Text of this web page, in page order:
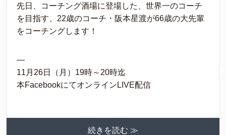
先日、コーチング酒場に登場した、世界一のコーチ
を目指す、22歳のコーチ・阪本星渡が66歳の大先輩
をコーチングします！
—
11月26日（月）19時～20時迄
本FacebookにてオンラインLIVE配信
続きを読む ≫